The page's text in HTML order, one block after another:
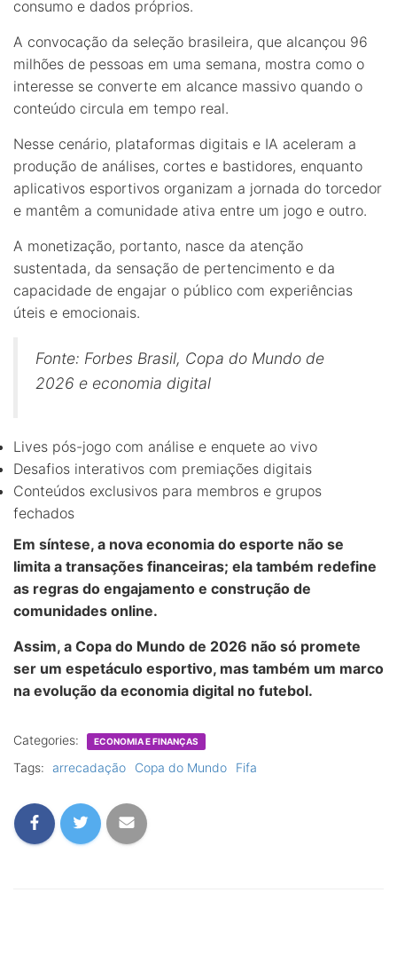
consumo e dados próprios.
A convocação da seleção brasileira, que alcançou 96
milhões de pessoas em uma semana, mostra como o
interesse se converte em alcance massivo quando o
conteúdo circula em tempo real.
Nesse cenário, plataformas digitais e IA aceleram a
produção de análises, cortes e bastidores, enquanto
aplicativos esportivos organizam a jornada do torcedor
e mantêm a comunidade ativa entre um jogo e outro.
A monetização, portanto, nasce da atenção
sustentada, da sensação de pertencimento e da
capacidade de engajar o público com experiências
úteis e emocionais.
Fonte: Forbes Brasil, Copa do Mundo de
2026 e economia digital
Lives pós-jogo com análise e enquete ao vivo
Desafios interativos com premiações digitais
Conteúdos exclusivos para membros e grupos
fechados
Em síntese, a nova economia do esporte não se
limita a transações financeiras; ela também redefine
as regras do engajamento e construção de
comunidades online.
Assim, a Copa do Mundo de 2026 não só promete
ser um espetáculo esportivo, mas também um marco
na evolução da economia digital no futebol.
Categories: ECONOMIA E FINANÇAS
Tags: arrecadação Copa do Mundo Fifa